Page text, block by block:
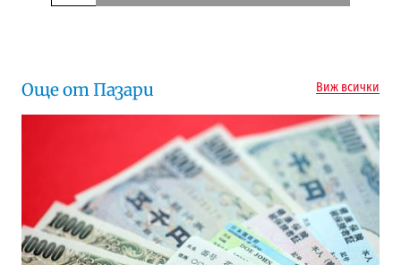
Следваща новина
Още от Пазари Виж всички